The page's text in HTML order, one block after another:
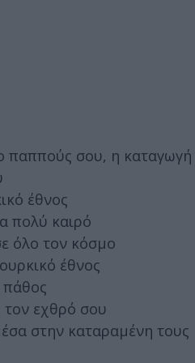
παππούς σου, η καταγωγή
έθνος
πολύ καιρό
όλο τον κόσμο
έθνος
πάθος
τον εχθρό σου
στην καταραμένη τους